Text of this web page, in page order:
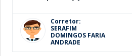
Corretor:
SERAFIM
DOMINGOS FARIA
ANDRADE